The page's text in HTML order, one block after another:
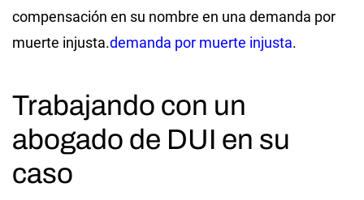
compensación en su nombre en una demanda por
muerte injusta.demanda por muerte injusta.
Trabajando con un
abogado de DUI en su
caso